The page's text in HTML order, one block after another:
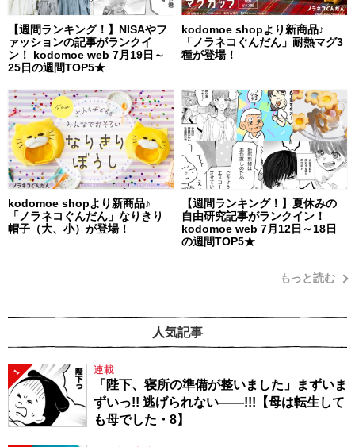
【週間ランキング！】NISAやフ
ァッションの記事がランクイ
ン！ kodomoe web 7月19日～
25日の週間TOP5★
kodomoe shopより新商品♪
「ノラネコぐんだん」耐熱マグ3
種が登場！
kodomoe shopより新商品♪
「ノラネコぐんだん」なりきり
帽子（大、小）が登場！
【週間ランキング！】夏休みの
自由研究記事がランクイン！
kodomoe web 7月12日～18日
の週間TOP5★
もっと読む
人気記事
1 連載
「陛下、寝所の準備が整いました」まずいま
ずいっ!! 逃げられない――!!!【母は転生して
も母でした・8】